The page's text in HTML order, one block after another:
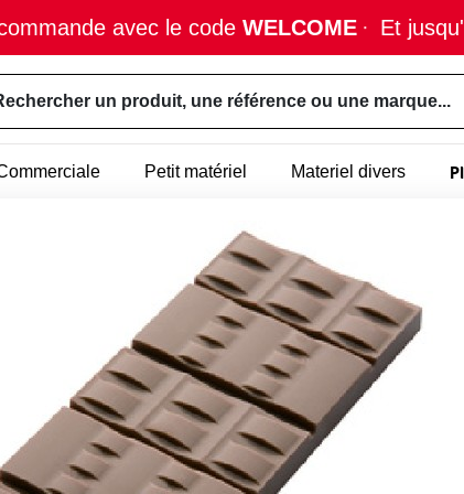
avec le code WELCOME · Et
un produit, une référence ou une marque...
Petit matériel Materiel divers